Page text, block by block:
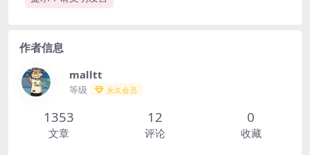
作者信息
malltt
等级 永久会员
1353
文章
12
评论
0
收藏